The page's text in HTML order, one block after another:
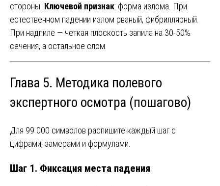
стороны. Ключевой признак: форма излома. При
естественном падении излом рваный, фибриллярный.
При надпиле — четкая плоскость запила на 30-50%
сечения, а остальное слом.
Глава 5. Методика полевого
экспертного осмотра (пошагово)
Для 99 000 символов распишите каждый шаг с
цифрами, замерами и формулами.
Шаг 1. Фиксация места падения